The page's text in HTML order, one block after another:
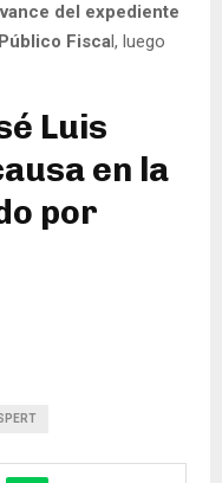
del expediente
Fiscal, luego
Luis
en la
por